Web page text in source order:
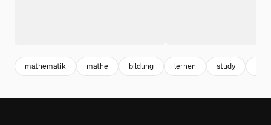
mathematik mathe bildung lernen study